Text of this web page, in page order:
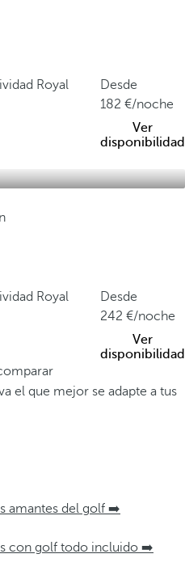
Royal
Desde
182
/noche
Ver
disponibilidad
Royal
Desde
242
/noche
Ver
disponibilidad
el que mejor se adapte a tus
amantes del golf ➡️
con golf todo incluido ➡️